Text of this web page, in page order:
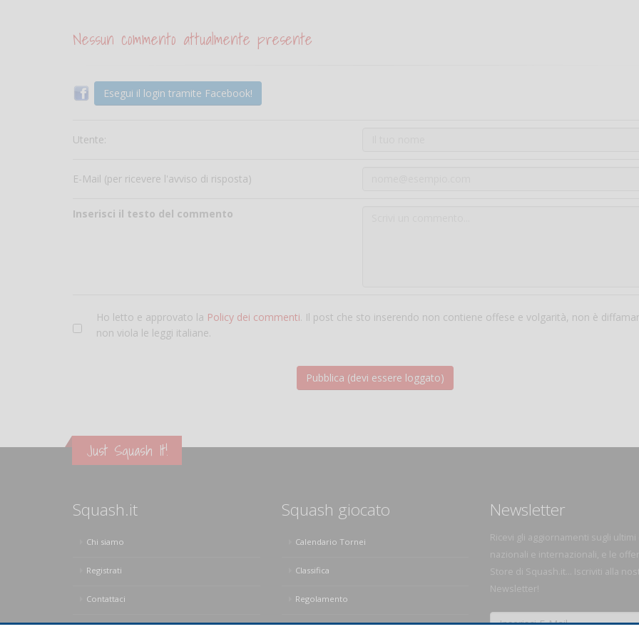
Nessun commento attualmente presente
Esegui il login tramite Facebook!
Utente:
E-Mail (per ricevere l'avviso di risposta)
Inserisci il testo del commento
Ho letto e approvato la Policy dei commenti. Il post che sto inserendo non contiene offese e volgarità, non è
non viola le leggi italiane.
Just Squash It!
Squash.it
Chi siamo
Registrati
Contattaci
Privacy Policy
Squash giocato
Calendario Tornei
Classifica
Regolamento
Regole dello Squash
Newsletter
Ricevi gli aggiornamenti sugli ultimi
nazionali e internazionali, e le
Store di Squash.it... Iscriviti alla
Newsletter!